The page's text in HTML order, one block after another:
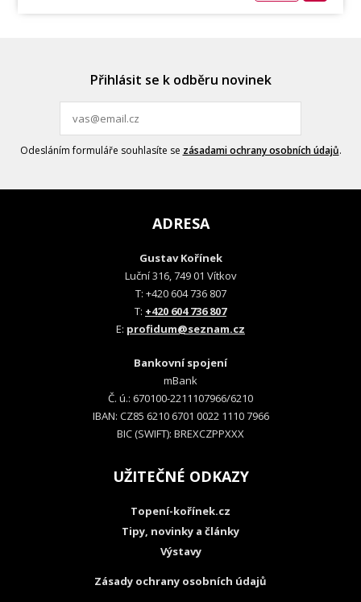
Přihlásit se k odběru novinek
Odesláním formuláře souhlasíte se zásadami ochrany osobních údajů.
ADRESA
Gustav Kořínek
Luční 316, 749 01 Vítkov
T: +420 604 736 807
T: +420 604 736 807
E: profidum@seznam.cz
Bankovní spojení
mBank
Č. ú.: 670100-2211107966/6210
IBAN: CZ85 6210 6701 0022 1110 7966
BIC (SWIFT): BREXCZPPXXX
UŽITEČNÉ ODKAZY
Topení-kořínek.cz
Tipy, novinky a články
Výstavy
Zásady ochrany osobních údajů